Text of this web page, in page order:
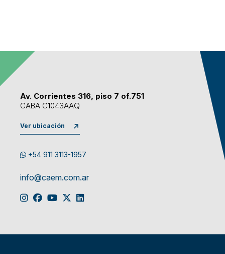
Av. Corrientes 316, piso 7 of.751
CABA C1043AAQ
Ver ubicación
+54 911 3113-1957
info@caem.com.ar